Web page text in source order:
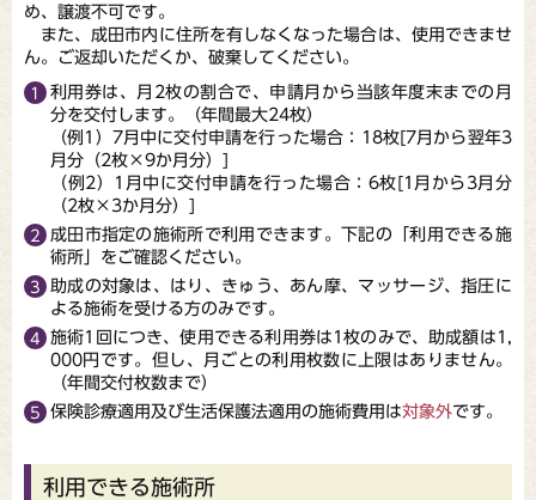
め、譲渡不可です。
また、成田市内に住所を有しなくなった場合は、使用できませ
ん。ご返却いただくか、破棄してください。
利用券は、月2枚の割合で、申請月から当該年度末までの月
分を交付します。（年間最大24枚）
（例1）7月中に交付申請を行った場合：18枚[7月から翌年3
月分（2枚×9か月分）]
（例2）1月中に交付申請を行った場合：6枚[1月から3月分
（2枚×3か月分）]
成田市指定の施術所で利用できます。下記の「利用できる施
術所」をご確認ください。
助成の対象は、はり、きゅう、あん摩、マッサージ、指圧に
よる施術を受ける方のみです。
施術1回につき、使用できる利用券は1枚のみで、助成額は1,
000円です。但し、月ごとの利用枚数に上限はありません。
（年間交付枚数まで）
保険診療適用及び生活保護法適用の施術費用は対象外です。
利用できる施術所